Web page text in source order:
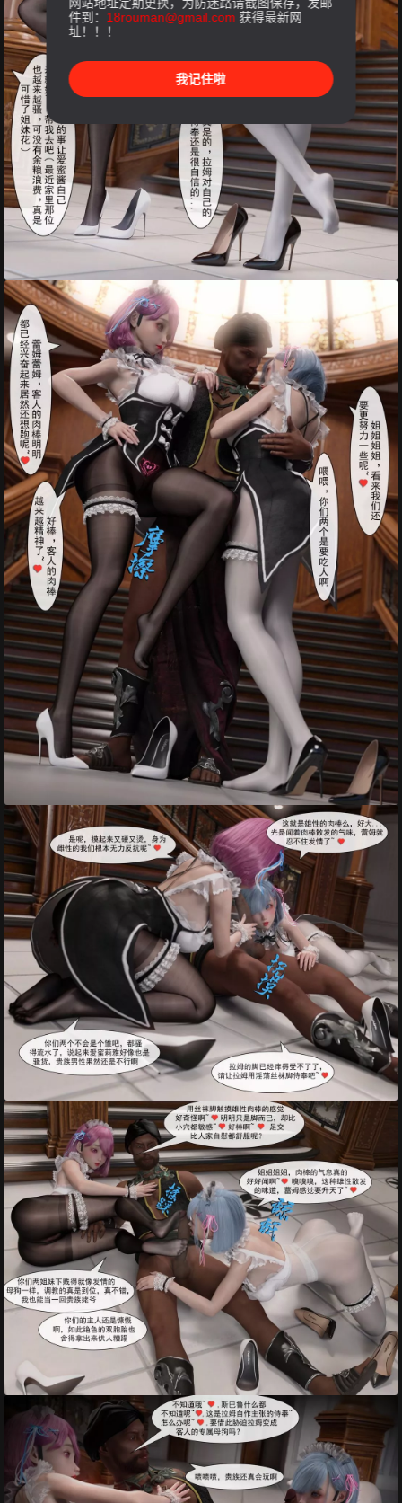
件到： 18rouman@gmail.com 获得最新网
址！！！
我记住啦